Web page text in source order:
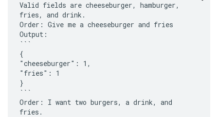
Valid fields are cheeseburger, hamburger,
fries, and drink.
Order: Give me a cheeseburger and fries
Output:
```
{
"cheeseburger": 1,
"fries": 1
}
```
Order: I want two burgers, a drink, and
fries.